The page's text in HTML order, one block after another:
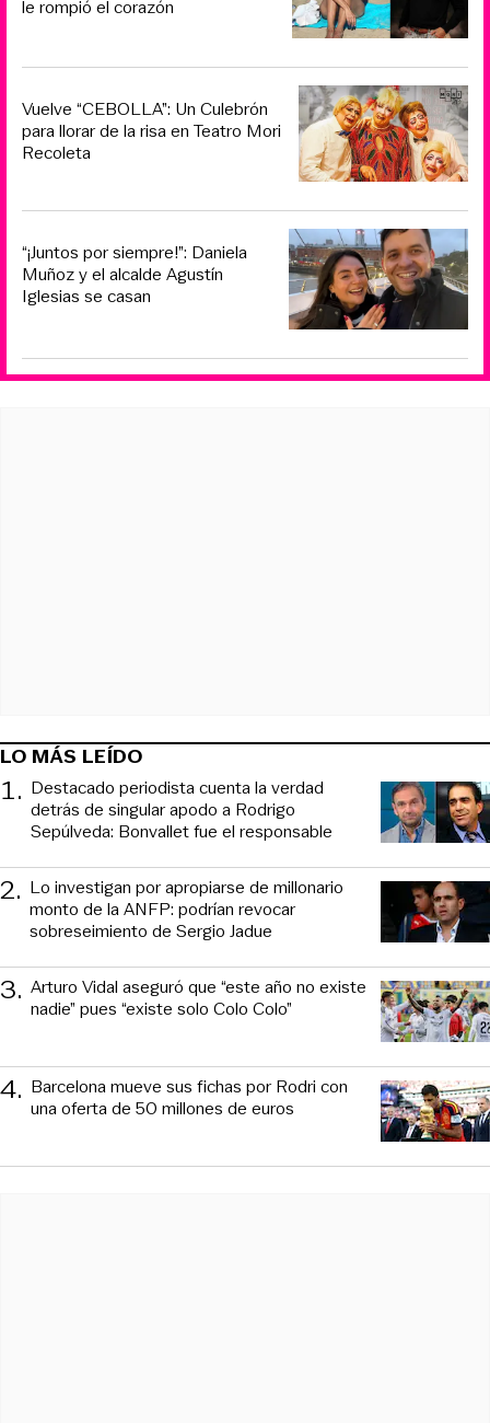
le rompió el corazón
Vuelve “CEBOLLA”: Un Culebrón
para llorar de la risa en Teatro Mori
Recoleta
“¡Juntos por siempre!”: Daniela
Muñoz y el alcalde Agustín
Iglesias se casan
LO MÁS LEÍDO
1. Destacado periodista cuenta la verdad
detrás de singular apodo a Rodrigo
Sepúlveda: Bonvallet fue el responsable
2. Lo investigan por apropiarse de millonario
monto de la ANFP: podrían revocar
sobreseimiento de Sergio Jadue
3. Arturo Vidal aseguró que “este año no existe
nadie” pues “existe solo Colo Colo”
4. Barcelona mueve sus fichas por Rodri con
una oferta de 50 millones de euros